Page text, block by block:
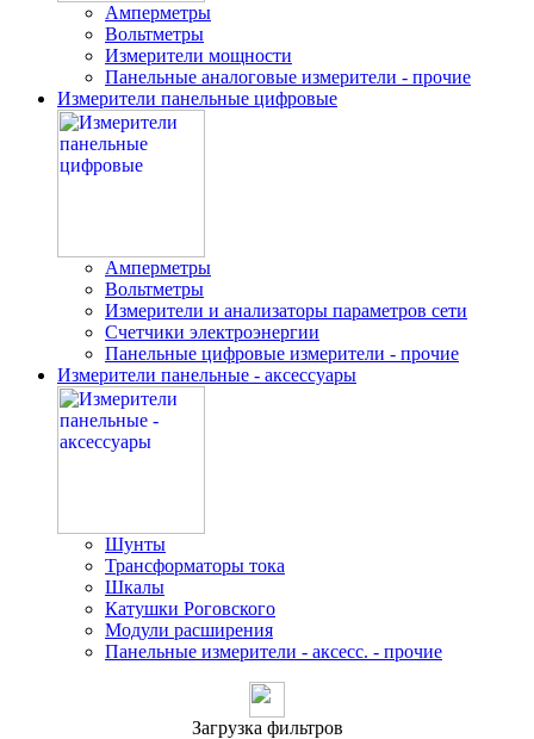
Амперметры
Вольтметры
Измерители мощности
Панельные аналоговые измерители - прочие
Измерители панельные цифровые
Амперметры
Вольтметры
Измерители и анализаторы параметров сети
Счетчики электроэнергии
Панельные цифровые измерители - прочие
Измерители панельные - аксессуары
Шунты
Трансформаторы тока
Шкалы
Катушки Роговского
Модули расширения
Панельные измерители - аксесс. - прочие
Загрузка фильтров